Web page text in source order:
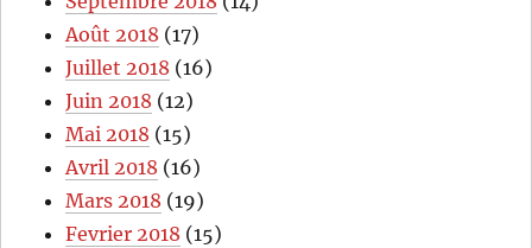
Août 2018 (17)
Juillet 2018 (16)
Juin 2018 (12)
Mai 2018 (15)
Avril 2018 (16)
Mars 2018 (19)
Fevrier 2018 (15)